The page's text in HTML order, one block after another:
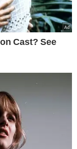
preventiva em
Bom Dia